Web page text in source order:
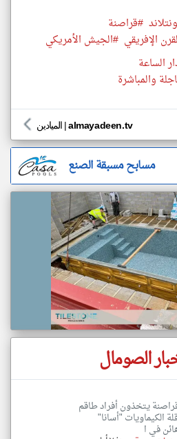
#قراصنة
الإفريقي #الجيش الأمريكي
الساعة
والمباشرة
الميادين |almayadeen.tv
مسابح مسبقة الصنع
الصومال
يتخذون أفراد طاقم
الكيماويات "أسانا"
في ا